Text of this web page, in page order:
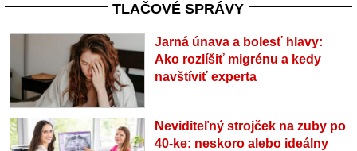
TLAČOVÉ SPRÁVY
Jarná únava a bolesť hlavy:
Ako rozlíšiť migrénu a kedy
navštíviť experta
Neviditeľný strojček na zuby po
40-ke: neskoro alebo ideálny